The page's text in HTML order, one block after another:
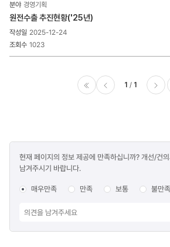
게시물
게시판
상세
목록
-
경영기획
원전수출 추진현황('25년)
2025-12-24
1023
1 1
만족도
조사
현재 페이지의 정보 제공에 만족하십니까? 개선/건
남겨주시기 바랍니다.
매우만족 만족 보통 불만족